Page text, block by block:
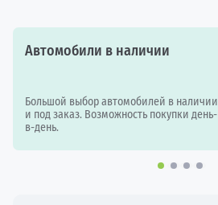
Автомобили в наличии
Большой выбор автомобилей в наличии
и под заказ. Возможность покупки день-
в-день.